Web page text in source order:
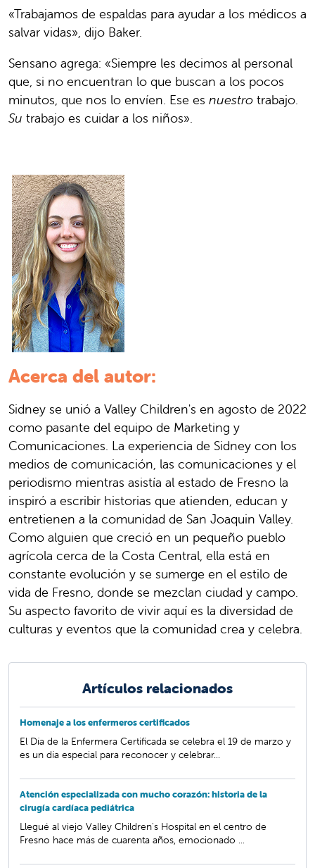
«Trabajamos de espaldas para ayudar a los médicos a
salvar vidas», dijo Baker.
Sensano agrega: «Siempre les decimos al personal
que, si no encuentran lo que buscan a los pocos
minutos, que nos lo envíen. Ese es nuestro trabajo.
Su trabajo es cuidar a los niños».
Acerca del autor:
Sidney se unió a Valley Children's en agosto de 2022
como pasante del equipo de Marketing y
Comunicaciones. La experiencia de Sidney con los
medios de comunicación, las comunicaciones y el
periodismo mientras asistía al estado de Fresno la
inspiró a escribir historias que atienden, educan y
entretienen a la comunidad de San Joaquin Valley.
Como alguien que creció en un pequeño pueblo
agrícola cerca de la Costa Central, ella está en
constante evolución y se sumerge en el estilo de
vida de Fresno, donde se mezclan ciudad y campo.
Su aspecto favorito de vivir aquí es la diversidad de
culturas y eventos que la comunidad crea y celebra.
Artículos relacionados
Homenaje a los enfermeros certificados
El Día de la Enfermera Certificada se celebra el 19 de marzo y
es un día especial para reconocer y celebrar...
Atención especializada con mucho corazón: historia de la
cirugía cardíaca pediátrica
Llegué al viejo Valley Children's Hospital en el centro de
Fresno hace más de cuarenta años, emocionado ...